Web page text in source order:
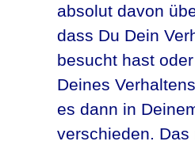
absolut davon
dass Du Dein
besucht hast
Deines
es dann in
verschieden.